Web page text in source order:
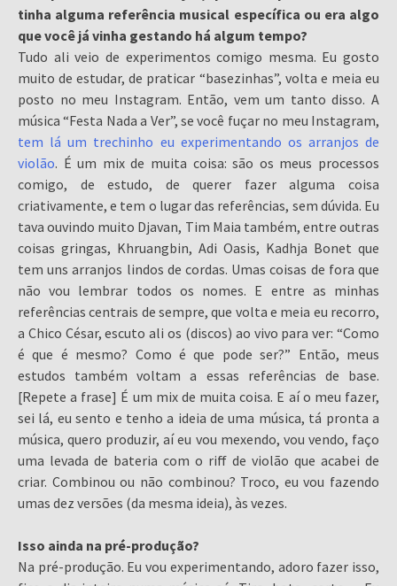
tinha alguma referência musical específica ou era algo
que você já vinha gestando há algum tempo?
Tudo ali veio de experimentos comigo mesma. Eu gosto
muito de estudar, de praticar “basezinhas”, volta e meia eu
posto no meu Instagram. Então, vem um tanto disso. A
música “Festa Nada a Ver”, se você fuçar no meu Instagram,
tem lá um trechinho eu experimentando os arranjos de
violão. É um mix de muita coisa: são os meus processos
comigo, de estudo, de querer fazer alguma coisa
criativamente, e tem o lugar das referências, sem dúvida. Eu
tava ouvindo muito Djavan, Tim Maia também, entre outras
coisas gringas, Khruangbin, Adi Oasis, Kadhja Bonet que
tem uns arranjos lindos de cordas. Umas coisas de fora que
não vou lembrar todos os nomes. E entre as minhas
referências centrais de sempre, que volta e meia eu recorro,
a Chico César, escuto ali os (discos) ao vivo para ver: “Como
é que é mesmo? Como é que pode ser?” Então, meus
estudos também voltam a essas referências de base.
[Repete a frase] É um mix de muita coisa. E aí o meu fazer,
sei lá, eu sento e tenho a ideia de uma música, tá pronta a
música, quero produzir, aí eu vou mexendo, vou vendo, faço
uma levada de bateria com o riff de violão que acabei de
criar. Combinou ou não combinou? Troco, eu vou fazendo
umas dez versões (da mesma ideia), às vezes.
Isso ainda na pré-produção?
Na pré-produção. Eu vou experimentando, adoro fazer isso,